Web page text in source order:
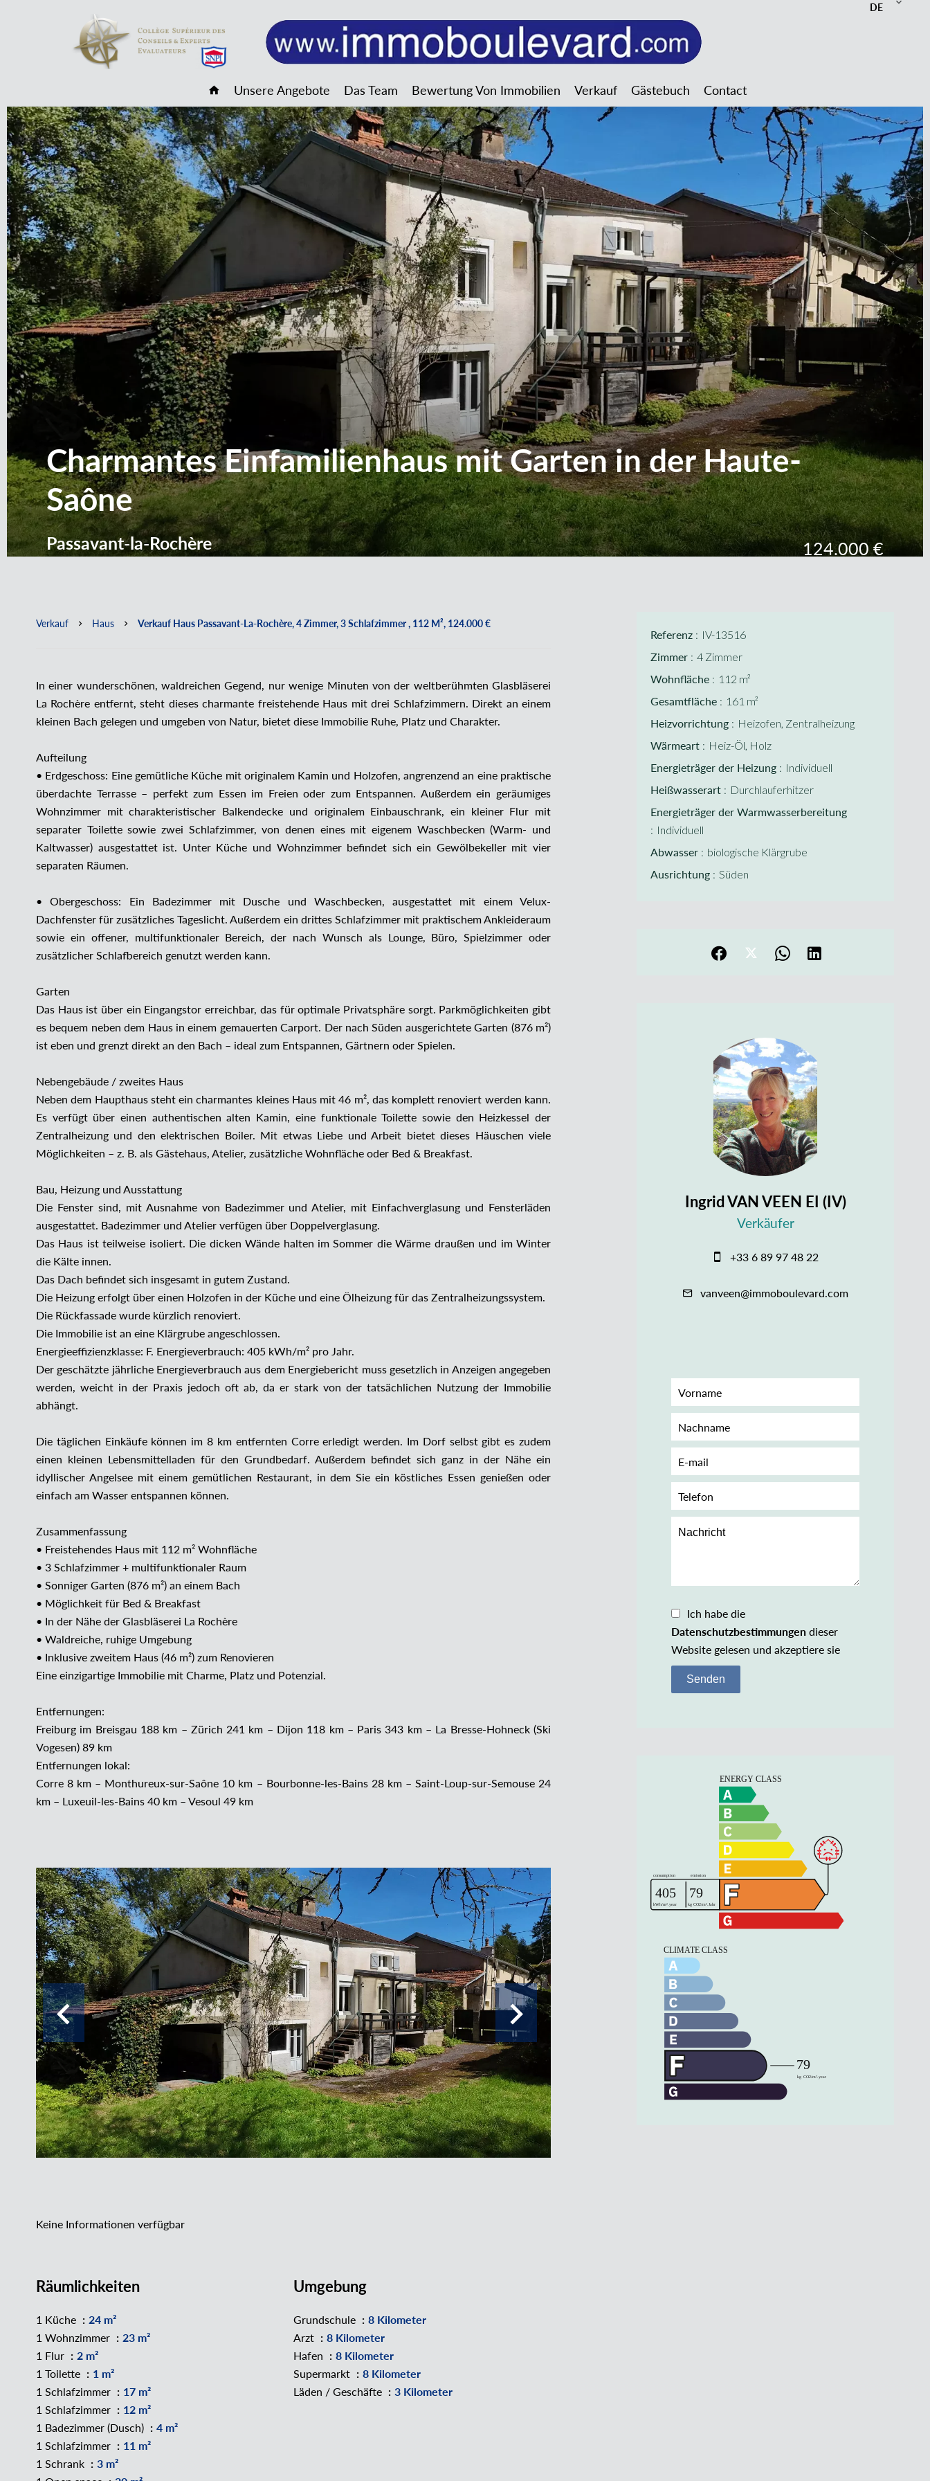
DE
Unsere Angebote Das Team Bewertung Von Immobilien Verkauf Gästebuch Contact
Charmantes Einfamilienhaus mit Garten in der Haute-
Saône
Passavant-la-Rochère 124.000 €
Verkauf Haus Verkauf Haus Passavant-La-Rochère, 4 Zimmer, 3 Schlafzimmer , 112 M², 124.000 €
In einer wunderschönen, waldreichen Gegend, nur wenige Minuten von der weltberühmten Glasbläserei
La Rochère entfernt, steht dieses charmante freistehende Haus mit drei Schlafzimmern. Direkt an einem
kleinen Bach gelegen und umgeben von Natur, bietet diese Immobilie Ruhe, Platz und Charakter.
Aufteilung
• Erdgeschoss: Eine gemütliche Küche mit originalem Kamin und Holzofen, angrenzend an eine praktische
überdachte Terrasse – perfekt zum Essen im Freien oder zum Entspannen. Außerdem ein geräumiges
Wohnzimmer mit charakteristischer Balkendecke und originalem Einbauschrank, ein kleiner Flur mit
separater Toilette sowie zwei Schlafzimmer, von denen eines mit eigenem Waschbecken (Warm- und
Kaltwasser) ausgestattet ist. Unter Küche und Wohnzimmer befindet sich ein Gewölbekeller mit vier
separaten Räumen.
• Obergeschoss: Ein Badezimmer mit Dusche und Waschbecken, ausgestattet mit einem Velux-
Dachfenster für zusätzliches Tageslicht. Außerdem ein drittes Schlafzimmer mit praktischem Ankleideraum
sowie ein offener, multifunktionaler Bereich, der nach Wunsch als Lounge, Büro, Spielzimmer oder
zusätzlicher Schlafbereich genutzt werden kann.
Garten
Das Haus ist über ein Eingangstor erreichbar, das für optimale Privatsphäre sorgt. Parkmöglichkeiten gibt
es bequem neben dem Haus in einem gemauerten Carport. Der nach Süden ausgerichtete Garten (876 m²)
ist eben und grenzt direkt an den Bach – ideal zum Entspannen, Gärtnern oder Spielen.
Nebengebäude / zweites Haus
Neben dem Haupthaus steht ein charmantes kleines Haus mit 46 m², das komplett renoviert werden kann.
Es verfügt über einen authentischen alten Kamin, eine funktionale Toilette sowie den Heizkessel der
Zentralheizung und den elektrischen Boiler. Mit etwas Liebe und Arbeit bietet dieses Häuschen viele
Möglichkeiten – z. B. als Gästehaus, Atelier, zusätzliche Wohnfläche oder Bed & Breakfast.
Bau, Heizung und Ausstattung
Die Fenster sind, mit Ausnahme von Badezimmer und Atelier, mit Einfachverglasung und Fensterläden
ausgestattet. Badezimmer und Atelier verfügen über Doppelverglasung.
Das Haus ist teilweise isoliert. Die dicken Wände halten im Sommer die Wärme draußen und im Winter
die Kälte innen.
Das Dach befindet sich insgesamt in gutem Zustand.
Die Heizung erfolgt über einen Holzofen in der Küche und eine Ölheizung für das Zentralheizungssystem.
Die Rückfassade wurde kürzlich renoviert.
Die Immobilie ist an eine Klärgrube angeschlossen.
Energieeffizienzklasse: F. Energieverbrauch: 405 kWh/m² pro Jahr.
Der geschätzte jährliche Energieverbrauch aus dem Energiebericht muss gesetzlich in Anzeigen angegeben
werden, weicht in der Praxis jedoch oft ab, da er stark von der tatsächlichen Nutzung der Immobilie
abhängt.
Die täglichen Einkäufe können im 8 km entfernten Corre erledigt werden. Im Dorf selbst gibt es zudem
einen kleinen Lebensmittelladen für den Grundbedarf. Außerdem befindet sich ganz in der Nähe ein
idyllischer Angelsee mit einem gemütlichen Restaurant, in dem Sie ein köstliches Essen genießen oder
einfach am Wasser entspannen können.
Zusammenfassung
• Freistehendes Haus mit 112 m² Wohnfläche
• 3 Schlafzimmer + multifunktionaler Raum
• Sonniger Garten (876 m²) an einem Bach
• Möglichkeit für Bed & Breakfast
• In der Nähe der Glasbläserei La Rochère
• Waldreiche, ruhige Umgebung
• Inklusive zweitem Haus (46 m²) zum Renovieren
Eine einzigartige Immobilie mit Charme, Platz und Potenzial.
Entfernungen:
Freiburg im Breisgau 188 km – Zürich 241 km – Dijon 118 km – Paris 343 km – La Bresse-Hohneck (Ski
Vogesen) 89 km
Entfernungen lokal:
Corre 8 km – Monthureux-sur-Saône 10 km – Bourbonne-les-Bains 28 km – Saint-Loup-sur-Semouse 24
km – Luxeuil-les-Bains 40 km – Vesoul 49 km
Keine Informationen verfügbar
Räumlichkeiten
1 Küche
24 m²
1 Wohnzimmer
23 m²
1 Flur
2 m²
1 Toilette
1 m²
1 Schlafzimmer
17 m²
1 Schlafzimmer
12 m²
1 Badezimmer (Dusch)
4 m²
1 Schlafzimmer
11 m²
1 Schrank
3 m²
Umgebung
Grundschule
8 Kilometer
Arzt
8 Kilometer
Hafen
8 Kilometer
Supermarkt
8 Kilometer
Läden / Geschäfte
3 Kilometer
Referenz IV-13516
Zimmer 4 Zimmer
Wohnfläche 112 m²
Gesamtfläche 161 m²
Heizvorrichtung Heizofen, Zentralheizung
Wärmeart Heiz-Öl, Holz
Energieträger der Heizung Individuell
Heißwasserart Durchlauferhitzer
Energieträger der Warmwasserbereitung
Individuell
Abwasser biologische Klärgrube
Ausrichtung Süden
Ingrid VAN VEEN EI (IV)
Verkäufer
+33 6 89 97 48 22
vanveen@immoboulevard.com
Ich habe die
Datenschutzbestimmungendieser
Website gelesen und akzeptiere sie
Senden